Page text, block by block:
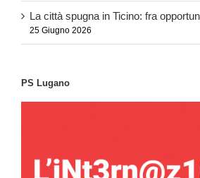
La città spugna in Ticino: fra
25 Giugno 2026
PS Lugano